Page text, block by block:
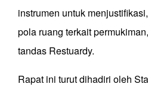
instrumen untuk
pola ruang terkait
tandas Restuardy.
Rapat ini turut dihadiri oleh